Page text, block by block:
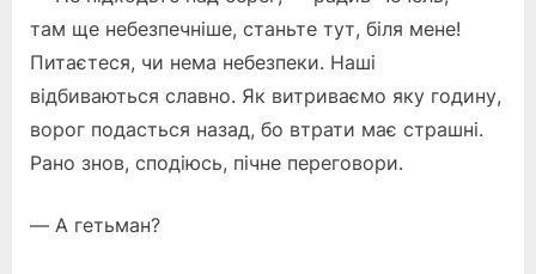
там ще небезпечніше, станьте тут, біля мене!
Питаєтеся, чи нема небезпеки. Наші
відбиваються славно. Як витриваємо яку годину,
ворог подасться назад, бо втрати має страшні.
Рано знов, сподіюсь, пічне переговори.
— А гетьман?